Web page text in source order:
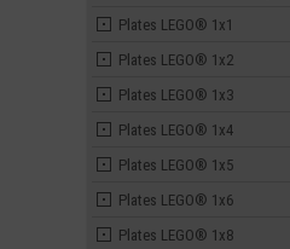
Plates LEGO® 1x1
Plates LEGO® 1x2
Plates LEGO® 1x3
Plates LEGO® 1x4
Plates LEGO® 1x5
Plates LEGO® 1x6
Plates LEGO® 1x8